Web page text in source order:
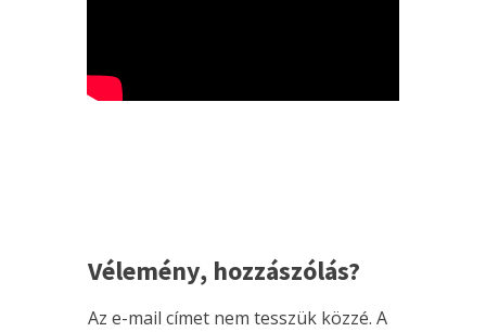
Vélemény, hozzászólás?
Az e-mail címet nem tesszük közzé. A